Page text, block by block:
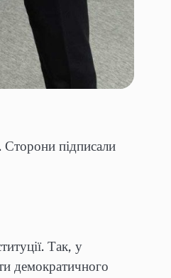
підписали
Так, у
демократичного